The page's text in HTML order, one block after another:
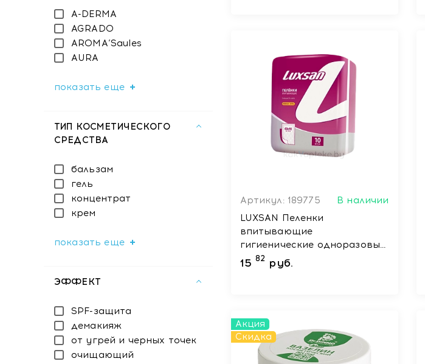
A-DERMA
AGRADO
AROMA’Saules
AURA
показать еще
ТИП КОСМЕТИЧЕСКОГО
СРЕДСТВА
бальзам
гель
концентрат
крем
показать еще
ЭФФЕКТ
SPF-защита
демакияж
от угрей и черных точек
очищающий
Артикул: 189775
В наличии
LUXSAN Пеленки
впитывающие
гигиенические одноразовые
для взрослых
(Premium/Extra) 60х90, 10
15 82 руб.
Акция
Скидка